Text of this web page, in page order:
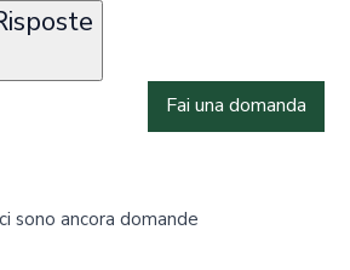
Fai una domanda
sono ancora domande